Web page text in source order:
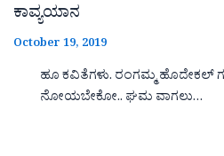
ಕಾವ್ಯಯಾನ
October 19, 2019
ಹೂ ಕವಿತೆಗಳು. ರಂಗಮ್ಮ ಹೊದೇಕಲ್
ನೋಯಬೇಕೋ.. ಘಮ ವಾಗಲು…